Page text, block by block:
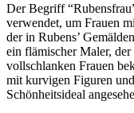
Der Begriff
verwendet, um Frauen
der in Rubens’
ein flämischer Maler,
vollschlanken Frauen
mit kurvigen Figuren
Schönheitsideal